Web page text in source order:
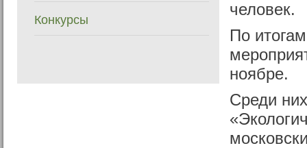
Конкурсы
человек.
По
ноябре.
Среди